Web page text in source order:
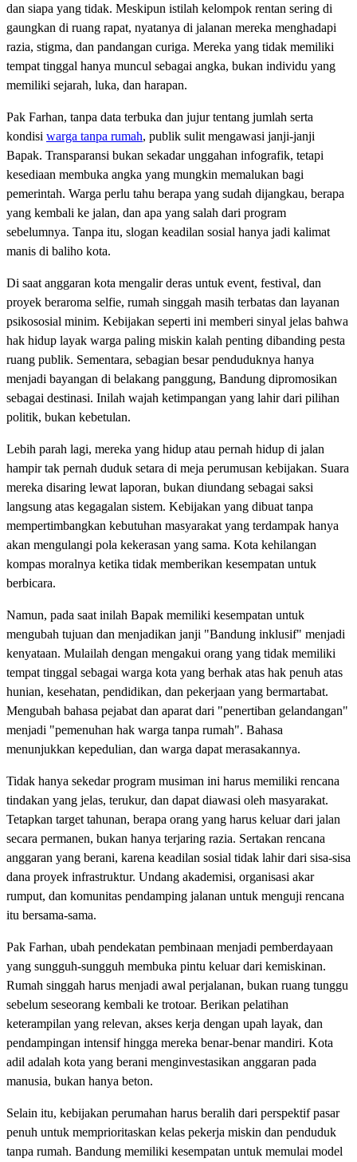
dan siapa yang tidak. Meskipun istilah kelompok rentan sering di
gaungkan di ruang rapat, nyatanya di jalanan mereka menghadapi
razia, stigma, dan pandangan curiga. Mereka yang tidak memiliki
tempat tinggal hanya muncul sebagai angka, bukan individu yang
memiliki sejarah, luka, dan harapan.
Pak Farhan, tanpa data terbuka dan jujur tentang jumlah serta
kondisi warga tanpa rumah, publik sulit mengawasi janji-janji
Bapak. Transparansi bukan sekadar unggahan infografik, tetapi
kesediaan membuka angka yang mungkin memalukan bagi
pemerintah. Warga perlu tahu berapa yang sudah dijangkau, berapa
yang kembali ke jalan, dan apa yang salah dari program
sebelumnya. Tanpa itu, slogan keadilan sosial hanya jadi kalimat
manis di baliho kota.
Di saat anggaran kota mengalir deras untuk event, festival, dan
proyek beraroma selfie, rumah singgah masih terbatas dan layanan
psikososial minim. Kebijakan seperti ini memberi sinyal jelas bahwa
hak hidup layak warga paling miskin kalah penting dibanding pesta
ruang publik. Sementara, sebagian besar penduduknya hanya
menjadi bayangan di belakang panggung, Bandung dipromosikan
sebagai destinasi. Inilah wajah ketimpangan yang lahir dari pilihan
politik, bukan kebetulan.
Lebih parah lagi, mereka yang hidup atau pernah hidup di jalan
hampir tak pernah duduk setara di meja perumusan kebijakan. Suara
mereka disaring lewat laporan, bukan diundang sebagai saksi
langsung atas kegagalan sistem. Kebijakan yang dibuat tanpa
mempertimbangkan kebutuhan masyarakat yang terdampak hanya
akan mengulangi pola kekerasan yang sama. Kota kehilangan
kompas moralnya ketika tidak memberikan kesempatan untuk
berbicara.
Namun, pada saat inilah Bapak memiliki kesempatan untuk
mengubah tujuan dan menjadikan janji "Bandung inklusif" menjadi
kenyataan. Mulailah dengan mengakui orang yang tidak memiliki
tempat tinggal sebagai warga kota yang berhak atas hak penuh atas
hunian, kesehatan, pendidikan, dan pekerjaan yang bermartabat.
Mengubah bahasa pejabat dan aparat dari "penertiban gelandangan"
menjadi "pemenuhan hak warga tanpa rumah". Bahasa
menunjukkan kepedulian, dan warga dapat merasakannya.
Tidak hanya sekedar program musiman ini harus memiliki rencana
tindakan yang jelas, terukur, dan dapat diawasi oleh masyarakat.
Tetapkan target tahunan, berapa orang yang harus keluar dari jalan
secara permanen, bukan hanya terjaring razia. Sertakan rencana
anggaran yang berani, karena keadilan sosial tidak lahir dari sisa-sisa
dana proyek infrastruktur. Undang akademisi, organisasi akar
rumput, dan komunitas pendamping jalanan untuk menguji rencana
itu bersama-sama.
Pak Farhan, ubah pendekatan pembinaan menjadi pemberdayaan
yang sungguh-sungguh membuka pintu keluar dari kemiskinan.
Rumah singgah harus menjadi awal perjalanan, bukan ruang tunggu
sebelum seseorang kembali ke trotoar. Berikan pelatihan
keterampilan yang relevan, akses kerja dengan upah layak, dan
pendampingan intensif hingga mereka benar-benar mandiri. Kota
adil adalah kota yang berani menginvestasikan anggaran pada
manusia, bukan hanya beton.
Selain itu, kebijakan perumahan harus beralih dari perspektif pasar
penuh untuk memprioritaskan kelas pekerja miskin dan penduduk
tanpa rumah. Bandung memiliki kesempatan untuk memulai model